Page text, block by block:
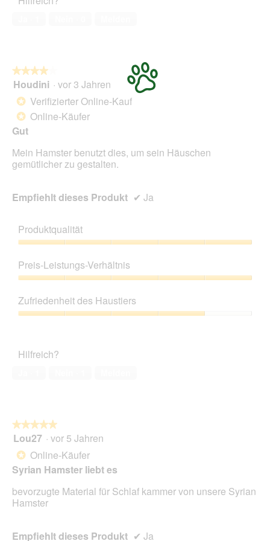
★★★★★
★★★★★
4
Sternen.
Houdini · vor 3 Jahren
* Verifizierter Online-Kauf
* Online-Käufer
Gut
Mein Hamster benutzt dies, um sein Häuschen
gemütlicher zu gestalten.
Empfiehlt dieses Produkt ✔ Ja
Produktqualität
5
von
5
Preis-Leistungs-Verhältnis
Leistungs-
Verhältnis,
5
Zufriedenheit des Haustiers
4
Hilfreich?
★★★★★
★★★★★
5
Sternen.
Lou27 · vor 5 Jahren
* Online-Käufer
Syrian Hamster liebt es
bevorzugte Material für Schlaf kammer von unsere Syrian
Hamster
Empfiehlt dieses Produkt ✔ Ja